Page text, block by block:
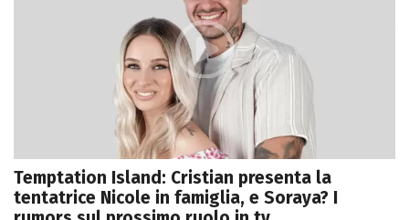
Temptation Island: Cristian presenta la
tentatrice Nicole in famiglia, e Soraya? I